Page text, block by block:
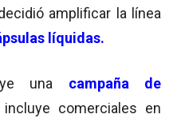
amplificar la línea
líquidas.
una campaña de
comerciales en